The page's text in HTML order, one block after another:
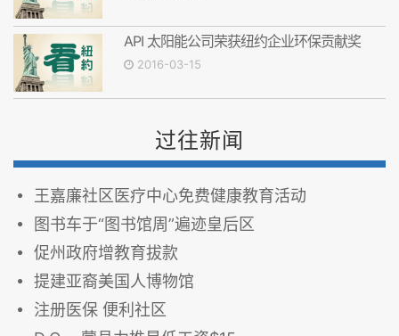
API 太阳能公司荣获纽约企业环保贡献奖
2016-03-15
过往新闻
王嘉廉社区医疗中心免费健康教育活动
图书车于“图书馆周”遍迹皇后区
促州政府增教育拔款
提建亚裔美国人博物馆
注册医保 便利社区